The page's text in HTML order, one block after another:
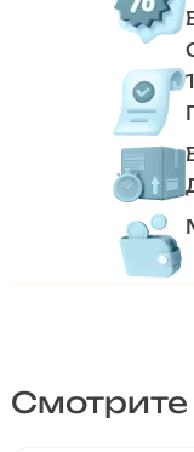
Смотрите